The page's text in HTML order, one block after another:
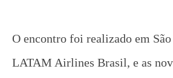
O encontro foi realizado em São
LATAM Airlines Brasil, e as